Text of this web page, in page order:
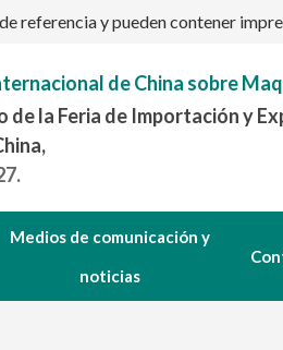
referencia y pueden contener
de China sobre
de la Feria de Importación y
Medios de comunicación y
noticias